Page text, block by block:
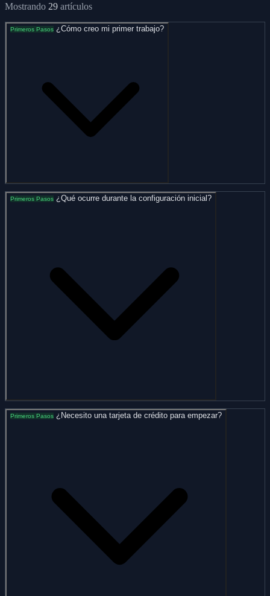
Mostrando 29 artículos
Primeros Pasos ¿Cómo creo mi primer trabajo?
Primeros Pasos ¿Qué ocurre durante la configuración inicial?
Primeros Pasos ¿Necesito una tarjeta de crédito para empezar?